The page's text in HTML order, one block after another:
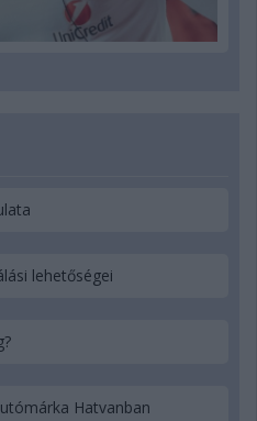
lehetőségei
Hatvanban